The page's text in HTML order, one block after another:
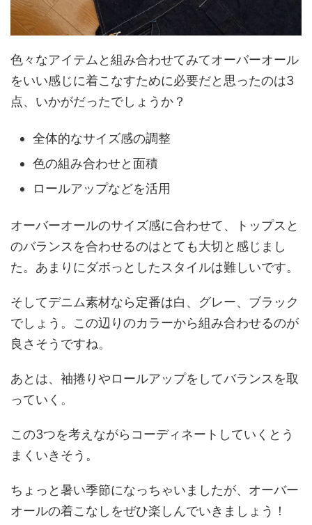
色々なアイテムと組み合わせてみてオーバーオール
をいい感じに着こなすために必要だと思ったのは3
点、いかがだったでしょうか？
全体的なサイズ感の調整
色の組み合わせと面積
ロールアップなどを活用
オーバーオールのサイズ感に合わせて、トップスと
のバランスを合わせるのはとても大切と感じまし
た。あまりにダボっとしたスタイルは難しいです。
そしてデニム素材なら定番は白、グレー、ブラック
でしょう。この辺りのカラーから組み合わせるのが
良さそうですね。
あとは、袖捲りやロールアップをしてバランスを取
っていく。
この3つを考えながらコーディネートしていくとう
まくいきそう。
ちょっと暑い季節になっちゃいましたが、オーバー
オールの着こなしをぜひ楽しんでいきましょう！